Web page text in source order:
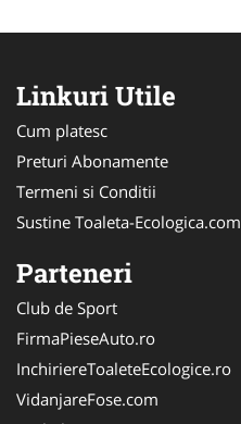
Linkuri Utile
Cum platesc
Preturi Abonamente
Termeni si Conditii
Sustine Toaleta-Ecologica.com
Parteneri
Club de Sport
FirmaPieseAuto.ro
InchiriereToaleteEcologice.ro
VidanjareFose.com